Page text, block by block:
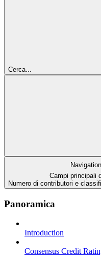
Cerca...
Navigation
Campi principali
Numero di contributori e
Panoramica
Introduction
Consensus Credit